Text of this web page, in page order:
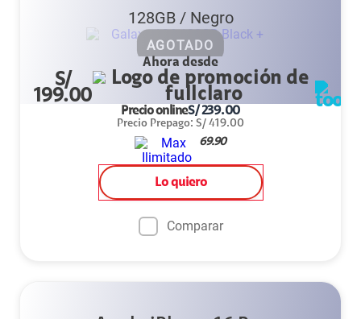
128GB/ Negro
AGOTADO
Ahora desde
S/
199.00
Precio onlineS/239.00
Precio Prepago: S/ 419.00
69.90
Lo quiero
Comparar